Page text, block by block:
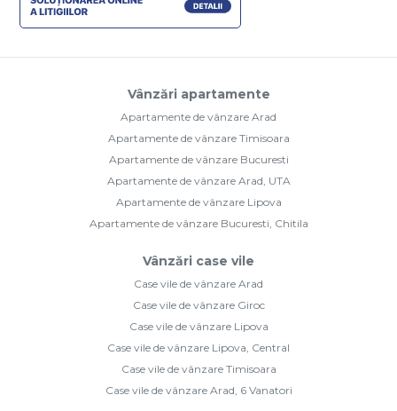
Vânzări apartamente
Apartamente de vânzare Arad
Apartamente de vânzare Timisoara
Apartamente de vânzare Bucuresti
Apartamente de vânzare Arad, UTA
Apartamente de vânzare Lipova
Apartamente de vânzare Bucuresti, Chitila
Vânzări case vile
Case vile de vânzare Arad
Case vile de vânzare Giroc
Case vile de vânzare Lipova
Case vile de vânzare Lipova, Central
Case vile de vânzare Timisoara
Case vile de vânzare Arad, 6 Vanatori